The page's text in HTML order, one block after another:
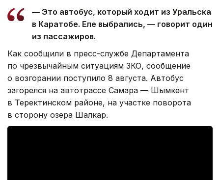
— Это автобус, который ходит из Уральска
в Каратобе. Еле выбрались, — говорит один
из пассажиров.
Как сообщили в пресс-службе Департамента
по чрезвычайным ситуациям ЗКО, сообщение
о возгорании поступило 8 августа. Автобус
загорелся на автотрассе Самара — Шымкент
в Теректинском районе, на участке поворота
в сторону озера Шалкар.